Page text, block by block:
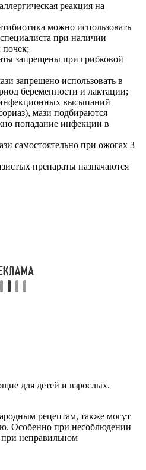
реакция на
можно использовать
при наличии
почек;
запрещены при грибковой
запрещено использовать в
беременности и лактации;
высыпаний
мази подбираются
попадание инфекции в
самостоятельно при ожогах 3
препараты назначаются
рецептам, также могут
Особенно при несоблюдении
неправильном